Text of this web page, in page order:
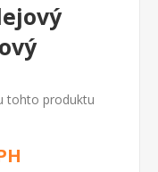
tohto produktu